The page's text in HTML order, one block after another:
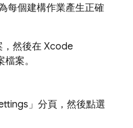
每個建構作業產生正確
然後在 Xcode
案。
」 分頁，然後點選